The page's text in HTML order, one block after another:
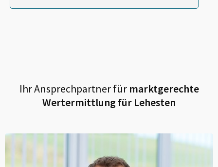
Ihr Ansprechpartner fürmarktgerechte
Wertermittlung für Lehesten